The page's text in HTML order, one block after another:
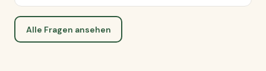
Alle Fragen ansehen